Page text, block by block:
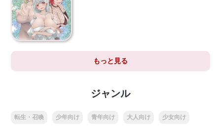
もっと見る
ジャンル
転生・召喚 少年向け 青年向け 大人向け 少女向け